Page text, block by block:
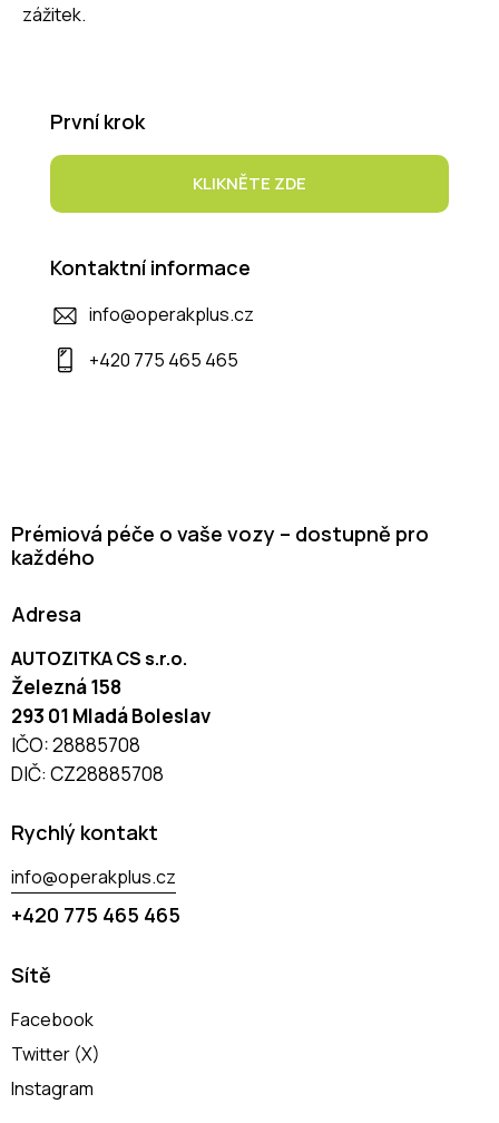
zážitek.
První krok
KLIKNĚTE ZDE
Kontaktní informace
info@operakplus.cz
+420 775 465 465
Prémiová péče o vaše vozy – dostupně pro
každého
Adresa
AUTOZITKA CS s.r.o.
Železná 158
293 01 Mladá Boleslav
IČO: 28885708
DIČ: CZ28885708
Rychlý kontakt
info@operakplus.cz
+420 775 465 465
Sítě
Facebook
Twitter (X)
Instagram